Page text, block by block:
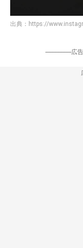
出典： https://
-----------------